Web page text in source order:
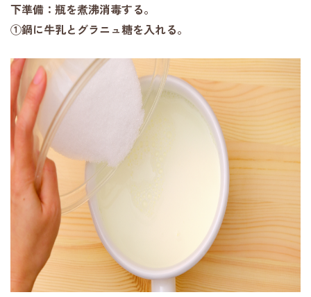
下準備：瓶を煮沸消毒する。
①鍋に牛乳とグラニュ糖を入れる。